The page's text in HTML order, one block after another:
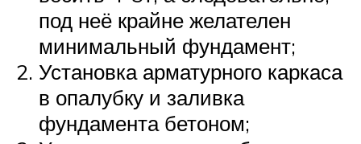
под неё крайне желателен
минимальный фундамент;
Установка арматурного каркаса
в опалубку и заливка
фундамента бетоном;